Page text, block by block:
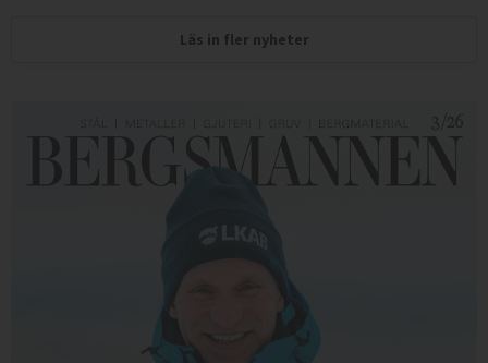
Läs in fler nyheter